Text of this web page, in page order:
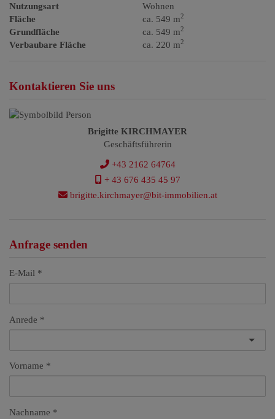
Nutzungsart
Wohnen
Fläche
ca. 549 m2
Grundfläche ca. 549 m2
Verbaubare Fläche ca. 220 m2
Kontaktieren Sie uns
Brigitte KIRCHMAYER
Geschäftsführerin
+43 2162 64764
+ 43 676 435 45 97
brigitte.kirchmayer@bit-immobilien.at
Anfrage senden
E-Mail
Anrede
Vorname
Nachname